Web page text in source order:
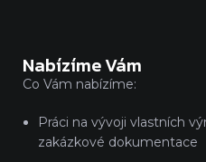
Nabízíme Vám
Co Vám nabízíme:
Práci na vývoji vlastních
zakázkové dokumentace